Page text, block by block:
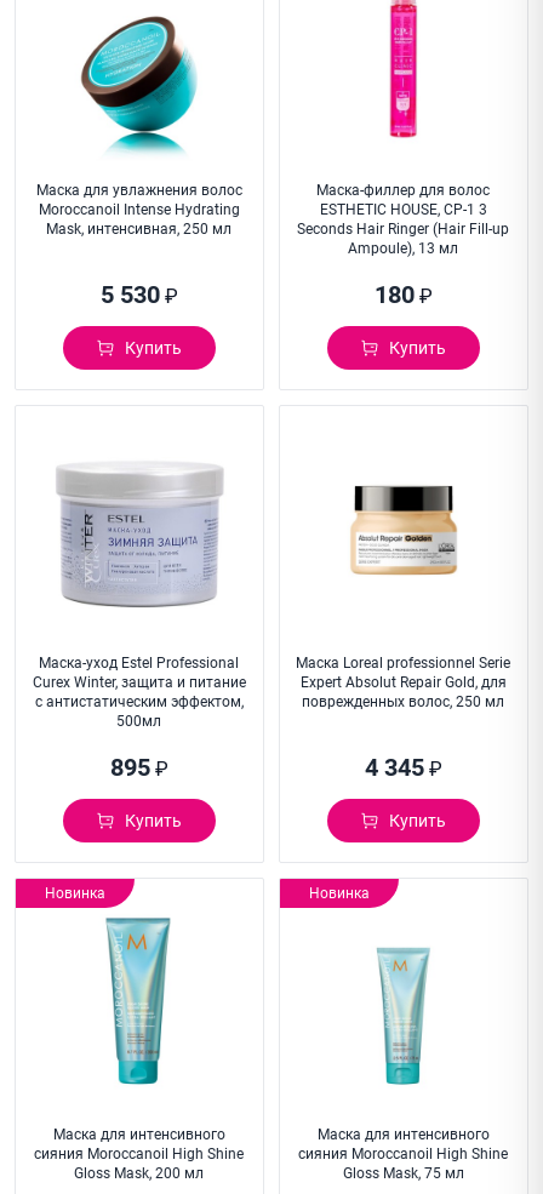
Маска для увлажнения волос
Moroccanoil Intense Hydrating
Mask, интенсивная, 250 мл
5 530₽
Купить
Маска-филлер для волос
ESTHETIC HOUSE, CP-1 3
Seconds Hair Ringer (Hair Fill-up
Ampoule), 13 мл
180₽
Купить
Маска-уход Estel Professional
Curex Winter, защита и питание
с антистатическим эффектом,
500мл
895₽
Купить
Маска Loreal professionnel Serie
Expert Absolut Repair Gold, для
поврежденных волос, 250 мл
4 345₽
Купить
Новинка
Маска для интенсивного
сияния Moroccanoil High Shine
Gloss Mask, 200 мл
Новинка
Маска для интенсивного
сияния Moroccanoil High Shine
Gloss Mask, 75 мл